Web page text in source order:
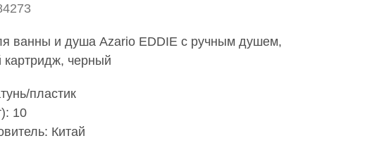
ванны и душа Azario EDDIE с ручным душем,
картридж, черный
пластик
10
Китай